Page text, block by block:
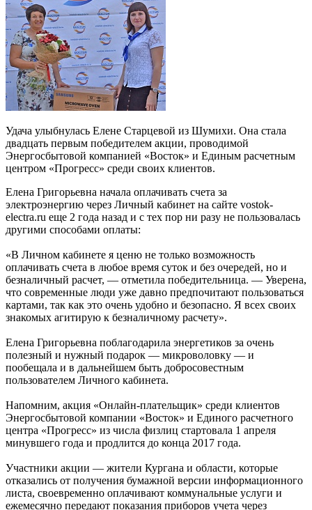
Удача улыбнулась Елене Старцевой из Шумихи. Она стала
двадцать первым победителем акции, проводимой
Энергосбытовой компанией «Восток» и Единым расчетным
центром «Прогресс» среди своих клиентов.
Елена Григорьевна начала оплачивать счета за
электроэнергию через Личный кабинет на сайте vostok-
electra.ru еще 2 года назад и с тех пор ни разу не пользовалась
другими способами оплаты:
«В Личном кабинете я ценю не только возможность
оплачивать счета в любое время суток и без очередей, но и
безналичный расчет, — отметила победительница. — Уверена,
что современные люди уже давно предпочитают пользоваться
картами, так как это очень удобно и безопасно. Я всех своих
знакомых агитирую к безналичному расчету».
Елена Григорьевна поблагодарила энергетиков за очень
полезный и нужный подарок — микроволовку — и
пообещала и в дальнейшем быть добросовестным
пользователем Личного кабинета.
Напомним, акция «Онлайн-плательщик» среди клиентов
Энергосбытовой компании «Восток» и Единого расчетного
центра «Прогресс» из числа физлиц стартовала 1 апреля
минувшего года и продлится до конца 2017 года.
Участники акции — жители Кургана и области, которые
отказались от получения бумажной версии информационного
листа, своевременно оплачивают коммунальные услуги и
ежемесячно передают показания приборов учета через